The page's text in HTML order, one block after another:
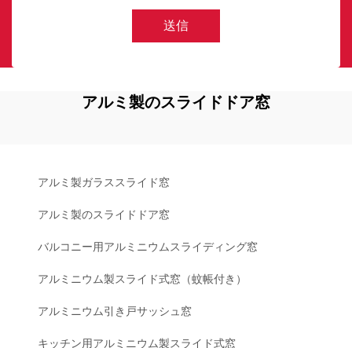
送信
アルミ製のスライドドア窓
アルミ製ガラススライド窓
アルミ製のスライドドア窓
バルコニー用アルミニウムスライディング窓
アルミニウム製スライド式窓（蚊帳付き）
アルミニウム引き戸サッシュ窓
キッチン用アルミニウム製スライド式窓